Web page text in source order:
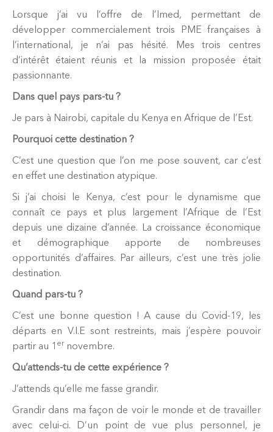
Lorsque j’ai vu l’offre de l’Imed, permettant de
développer commercialement trois PME françaises à
l’international, je n’ai pas hésité. Mes trois centres
d’intérêt étaient réunis et la mission proposée était
passionnante.
Dans quel pays pars-tu ?
Je pars à Nairobi, capitale du Kenya en Afrique de l’Est.
Pourquoi cette destination ?
C’est une question que l’on me pose souvent, car c’est
en effet une destination atypique.
Si j’ai choisi le Kenya, c’est pour le dynamisme que
connaît ce pays et plus largement l’Afrique de l’Est
depuis une dizaine d’année. La croissance économique
et démographique apporte de nombreuses
opportunités d’affaires. Par ailleurs, c’est une très jolie
destination.
Quand pars-tu ?
C’est une bonne question ! A cause du Covid-19, les
départs en V.I.E sont restreints, mais j’espère pouvoir
partir au 1 er novembre.
Qu’attends-tu de cette expérience ?
J’attends qu’elle me fasse grandir.
Grandir dans ma façon de voir le monde et de travailler
avec celui-ci. D’un point de vue plus personnel, je